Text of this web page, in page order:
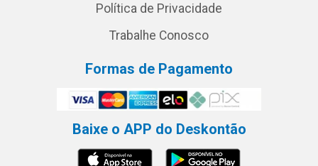
Política de Privacidade
Trabalhe Conosco
Formas de Pagamento
Baixe o APP do Deskontão